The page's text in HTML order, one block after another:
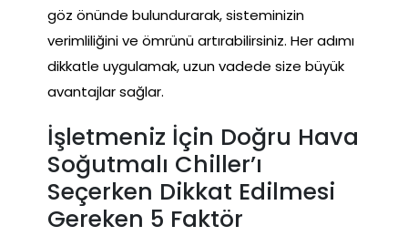
göz önünde bulundurarak, sisteminizin
verimliliğini ve ömrünü artırabilirsiniz. Her adımı
dikkatle uygulamak, uzun vadede size büyük
avantajlar sağlar.
İşletmeniz İçin Doğru Hava
Soğutmalı Chiller’ı
Seçerken Dikkat Edilmesi
Gereken 5 Faktör